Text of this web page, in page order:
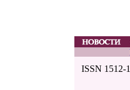
ISSN 1512-